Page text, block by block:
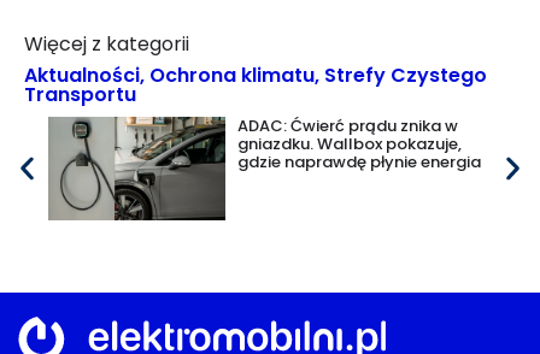
Więcej z kategorii
Aktualności, Ochrona klimatu, Strefy Czystego
Transportu
ADAC: Ćwierć prądu znika w
gniazdku. Wallbox pokazuje,
gdzie naprawdę płynie energia